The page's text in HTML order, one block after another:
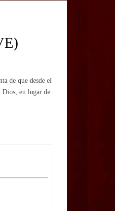
de que desde el
Dios, en lugar de